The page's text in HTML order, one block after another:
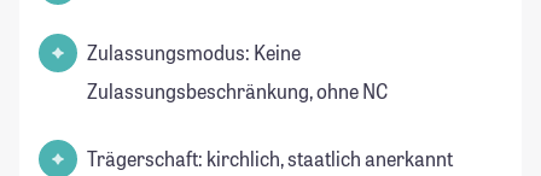
Zulassungsmodus: Keine
Zulassungsbeschränkung, ohne NC
Trägerschaft: kirchlich, staatlich anerkannt